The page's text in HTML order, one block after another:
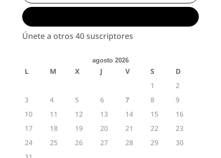
Únete a otros 40 suscriptores
agosto 2026
L M X J V S
D
1
2
3
4 5 6 7 8
9
10
11 12 13 14 15
16
17
18 19 20 21 22
23
24
25 26 27 28 29
30